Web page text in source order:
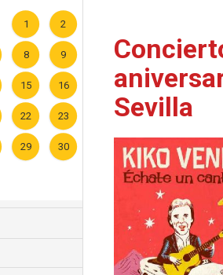
1 2
8 9
15 16
22 23
29 30
Sevilla